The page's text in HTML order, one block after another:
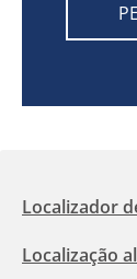
Localizador
Localização